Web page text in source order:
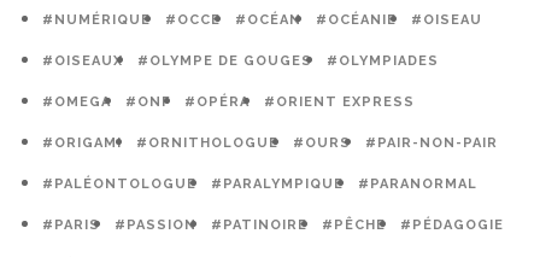
#NUMÉRIQUE #OCCE #OCÉAN #OCÉANIE #OISEAU
#OISEAUX #OLYMPE DE GOUGES #OLYMPIADES
#OMEGA #ONF #OPÉRA #ORIENT EXPRESS
#ORIGAMI #ORNITHOLOGUE #OURS #PAIR-NON-PAIR
#PALÉONTOLOGUE #PARALYMPIQUE #PARANORMAL
#PARIS #PASSION #PATINOIRE #PÊCHE #PÉDAGOGIE